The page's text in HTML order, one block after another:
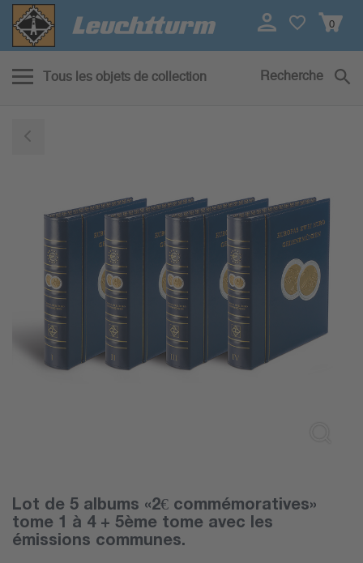
0
Tous les objets de collection Recherche
Lot de 5 albums «2€ commémoratives»
tome 1 à 4 + 5ème tome avec les
émissions communes.